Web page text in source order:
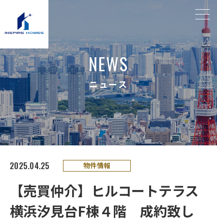
NEWS
ニュース
2025.04.25 物件情報
【売買仲介】ヒルコートテラス
横浜汐見台F棟４階 成約致し